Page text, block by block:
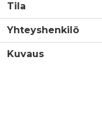
Tila
Yhteyshenkilö
Kuvaus